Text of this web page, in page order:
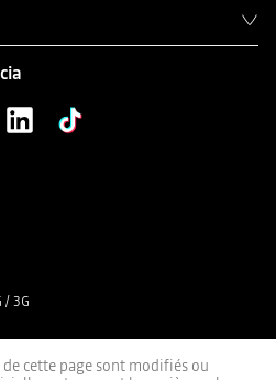
/ 3G
cette page sont modifiés ou